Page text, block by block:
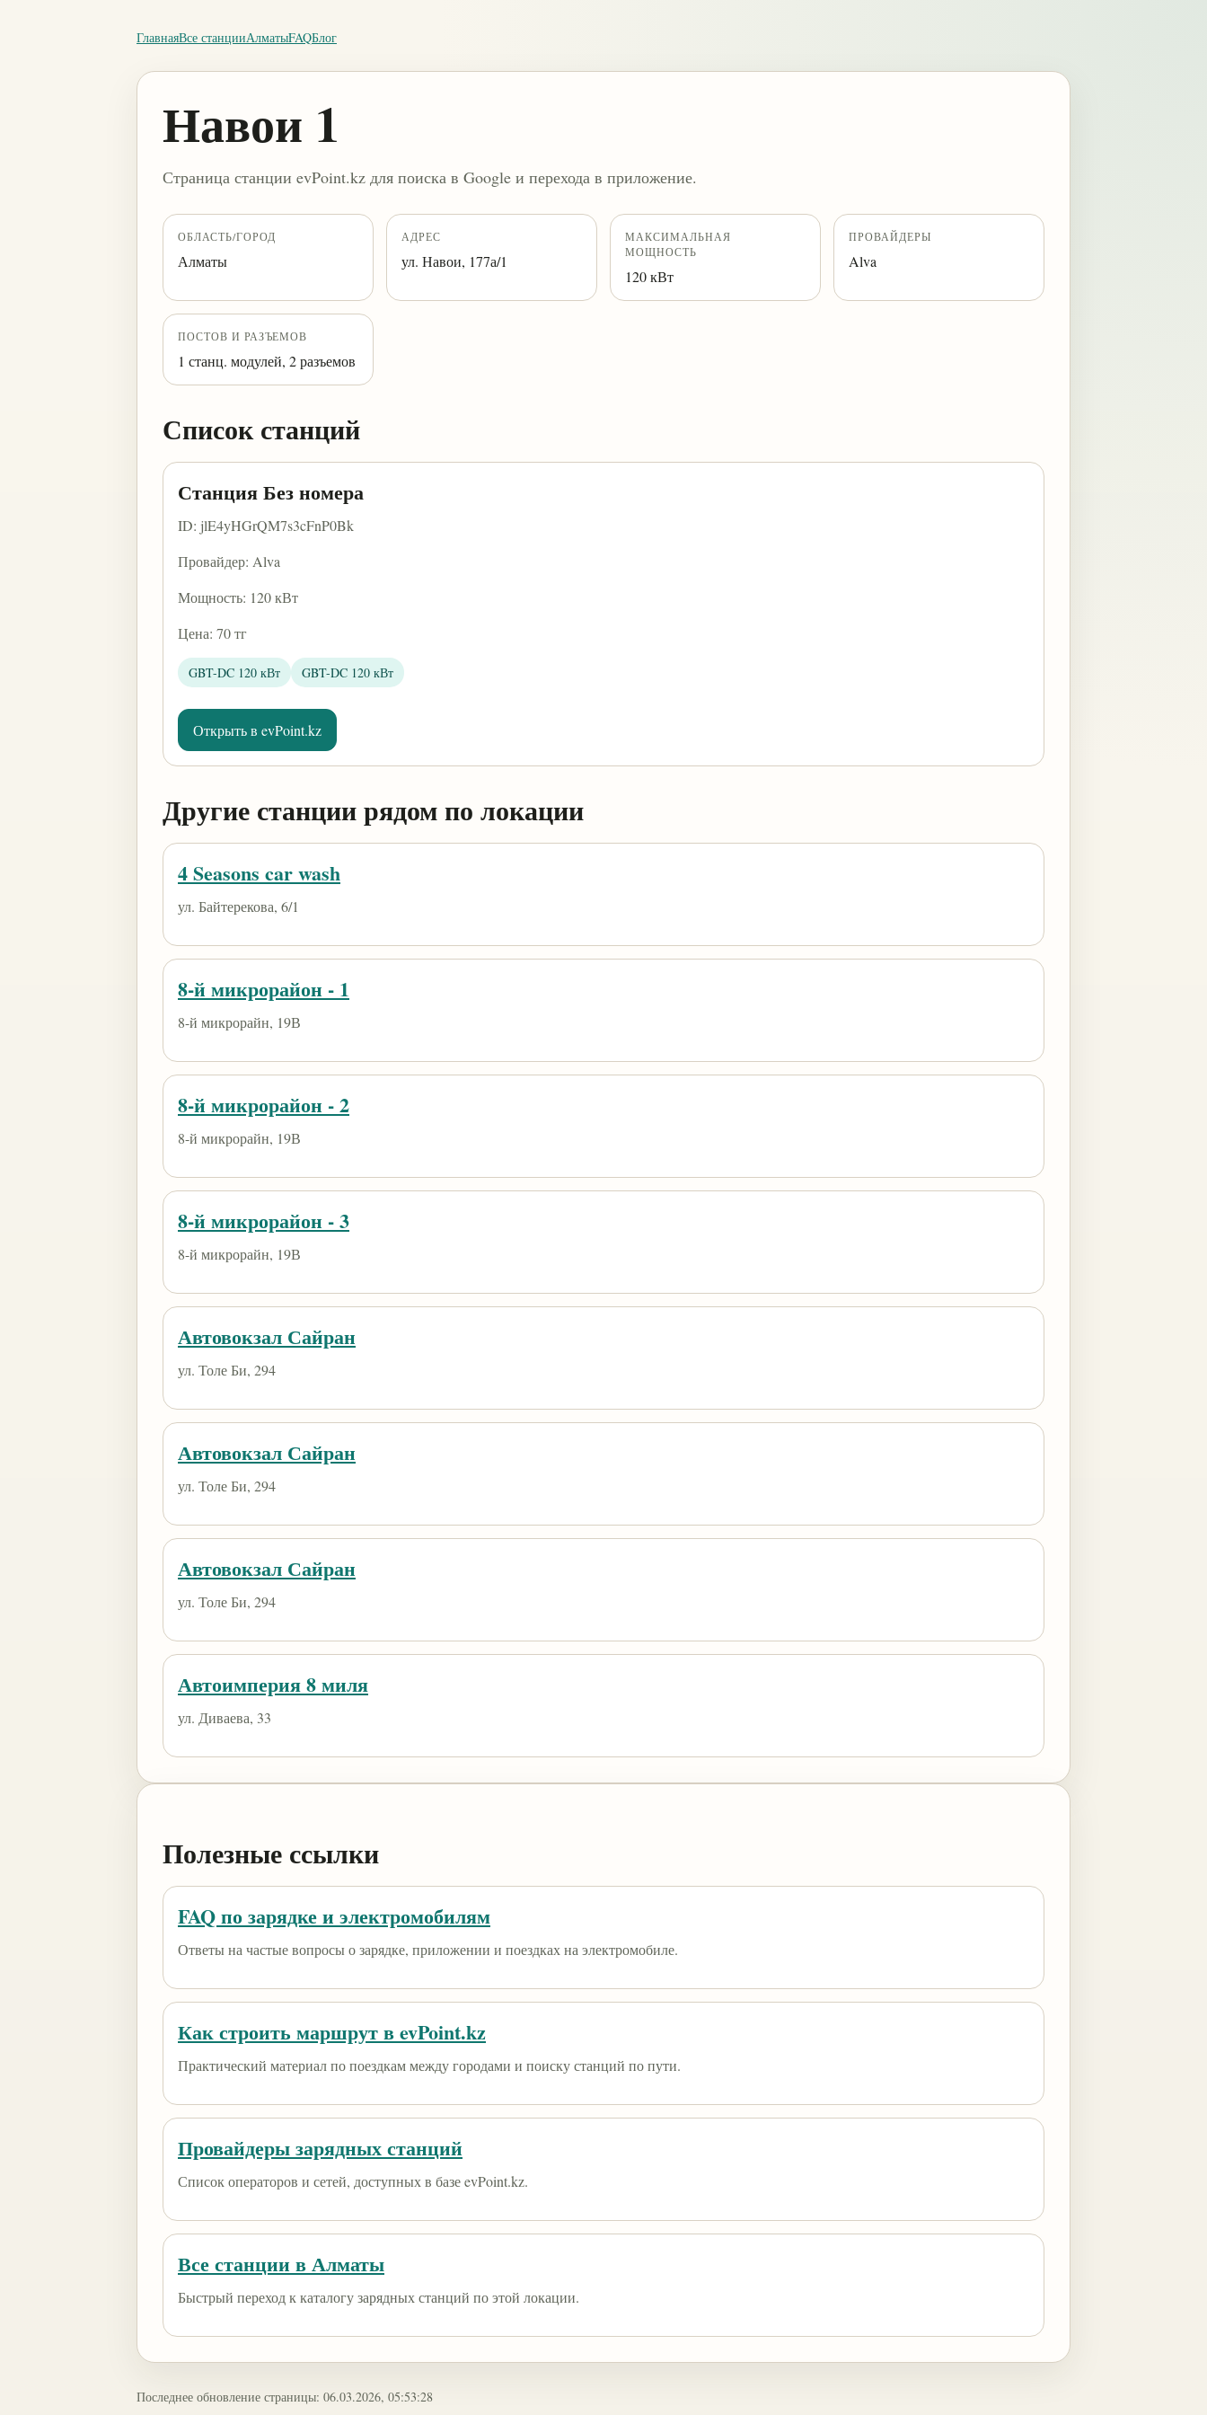
ГлавнаяВсе станцииАлматыFAQБлог
Навои 1
Страница станции evPoint.kz для поиска в Google и перехода в приложение.
ОБЛАСТЬ/ГОРОД
Алматы
АДРЕС
ул. Навои, 177а/1
МАКСИМАЛЬНАЯ
МОЩНОСТЬ
120 кВт
ПРОВАЙДЕРЫ
Alva
ПОСТОВ И РАЗЪЕМОВ
1 станц. модулей, 2 разъемов
Список станций
Станция Без номера
ID: jlE4yHGrQM7s3cFnP0Bk
Провайдер: Alva
Мощность: 120 кВт
Цена: 70 тг
GBT-DC 120 кВт GBT-DC 120 кВт
Открыть в evPoint.kz
Другие станции рядом по локации
4 Seasons car wash
ул. Байтерекова, 6/1
8-й микрорайон - 1
8-й микрорайн, 19В
8-й микрорайон - 2
8-й микрорайн, 19В
8-й микрорайон - 3
8-й микрорайн, 19В
Автовокзал Сайран
ул. Толе Би, 294
Автовокзал Сайран
ул. Толе Би, 294
Автовокзал Сайран
ул. Толе Би, 294
Автоимперия 8 миля
ул. Диваева, 33
Полезные ссылки
FAQ по зарядке и электромобилям
Ответы на частые вопросы о зарядке, приложении и поездках на электромобиле.
Как строить маршрут в evPoint.kz
Практический материал по поездкам между городами и поиску станций по пути.
Провайдеры зарядных станций
Список операторов и сетей, доступных в базе evPoint.kz.
Все станции в Алматы
Быстрый переход к каталогу зарядных станций по этой локации.
Последнее обновление страницы: 06.03.2026, 05:53:28